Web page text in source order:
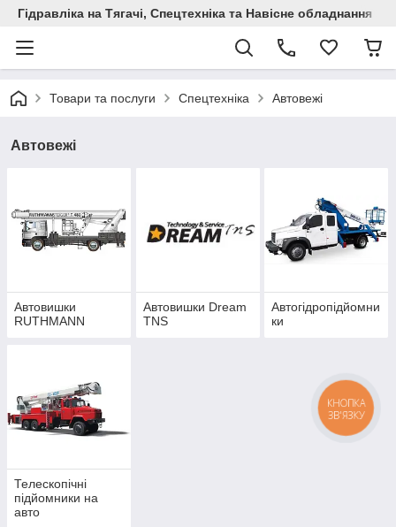
Гідравліка на Тягачі, Спецтехніка та Навісне обладнання
Товари та послуги Спецтехніка Автовежі
Автовежі
Автовишки
RUTHMANN
Автовишки Dream
TNS
Автогідропідйомни
ки
Телескопічні
підйомники на
авто
КНОПКА
ЗВ'ЯЗКУ